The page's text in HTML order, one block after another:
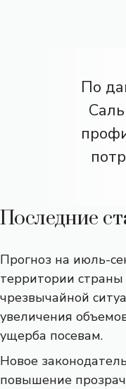
По
Последние
Прогноз на июль-
территории страны
чрезвычайной
увеличения
ущерба посевам.
Новое
повышение